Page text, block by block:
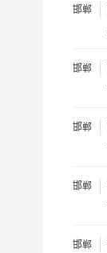
根据
邯郸
邯郸
邯郸
邯郸
邯郸